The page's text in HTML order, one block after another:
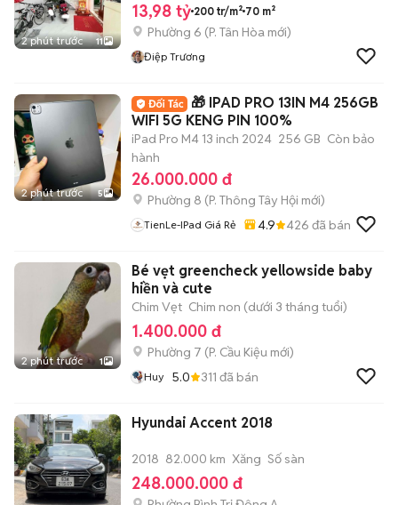
2 phút trước 11
13,98 tỷ 200 tr/m² 70 m²
Phường 6 (P. Tân Hòa mới)
Điệp Trương
2 phút trước 5
🎁 IPAD PRO 13IN M4 256GB
WIFI 5G KENG PIN 100%
iPad Pro M4 13 inch 2024 256 GB Còn bảo
hành
26.000.000 đ
Phường 8 (P. Thông Tây Hội mới)
TienLe-IPad Giá Rẻ 4.9 426 đã bán
2 phút trước 1
Bé vẹt greencheck yellowside baby
hiền và cute
Chim Vẹt Chim non (dưới 3 tháng tuổi)
1.400.000 đ
Phường 7 (P. Cầu Kiệu mới)
Huy 5.0 311 đã bán
Hyundai Accent 2018
2018 82.000 km Xăng Số sàn
248.000.000 đ